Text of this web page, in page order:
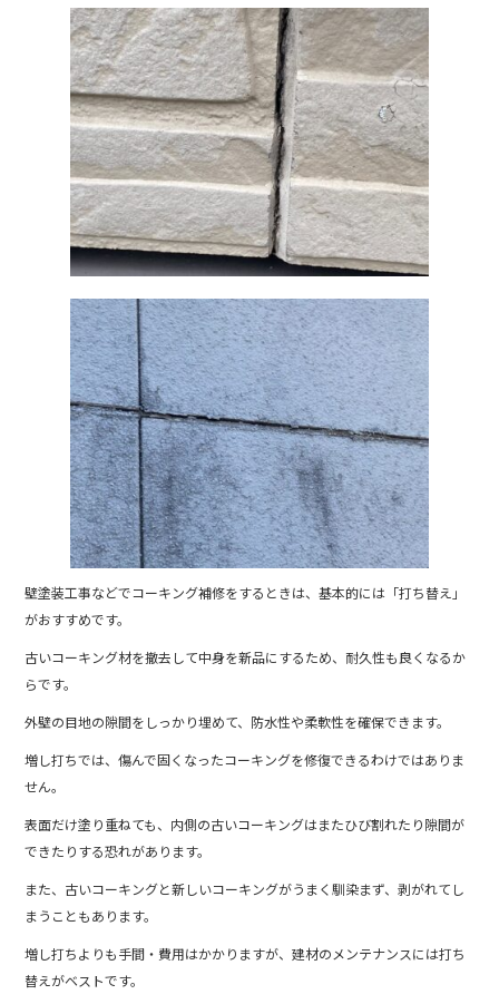
壁塗装工事などでコーキング補修をするときは、基本的には「打ち替え」
がおすすめです。
古いコーキング材を撤去して中身を新品にするため、耐久性も良くなるか
らです。
外壁の目地の隙間をしっかり埋めて、防水性や柔軟性を確保できます。
増し打ちでは、傷んで固くなったコーキングを修復できるわけではありま
せん。
表面だけ塗り重ねても、内側の古いコーキングはまたひび割れたり隙間が
できたりする恐れがあります。
また、古いコーキングと新しいコーキングがうまく馴染まず、剥がれてし
まうこともあります。
増し打ちよりも手間・費用はかかりますが、建材のメンテナンスには打ち
替えがベストです。